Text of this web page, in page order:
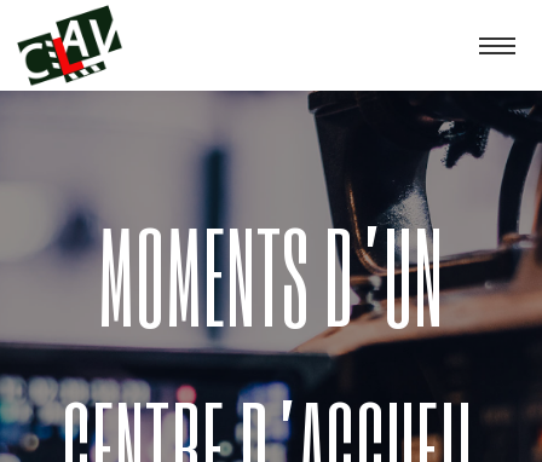
MOMENTS D’UN